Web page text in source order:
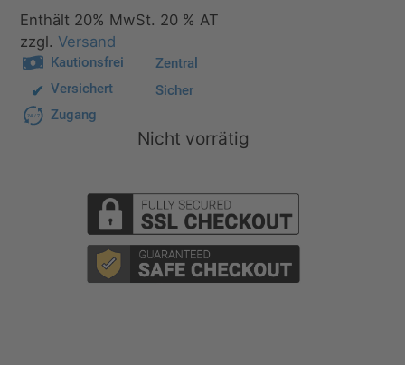
Enthält 20% MwSt. 20 % AT
zzgl.Versand
Kautionsfrei
Versichert
24 /7 Zugang
Zentral
Sicher
Nicht vorrätig